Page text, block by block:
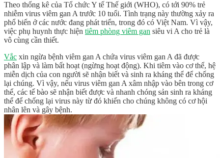
Theo thống kê của Tổ chức Y tế Thế giới (WHO), có tới 90% trẻ
nhiễm virus viêm gan A trước 10 tuổi. Tình trạng này thường xảy ra
phổ biến ở các nước đang phát triển, trong đó có Việt Nam. Vì vậy,
việc phụ huynh thực hiện tiêm phòng viêm gan siêu vi A cho trẻ là
vô cùng cần thiết.
Vắc xin ngừa bệnh viêm gan A chứa virus viêm gan A đã được
phân lập và làm bất hoạt (ngừng hoạt động). Khi tiêm vào cơ thể, hệ
miễn dịch của con người sẽ nhận biết và sinh ra kháng thể để chống
lại chúng. Vì vậy, nếu virus viêm gan A xâm nhập vào bên trong cơ
thể, các tế bào sẽ nhận biết được và nhanh chóng sản sinh ra kháng
thể để chống lại virus này từ đó khiến cho chúng không có cơ hội
nhân lên và gây bệnh.